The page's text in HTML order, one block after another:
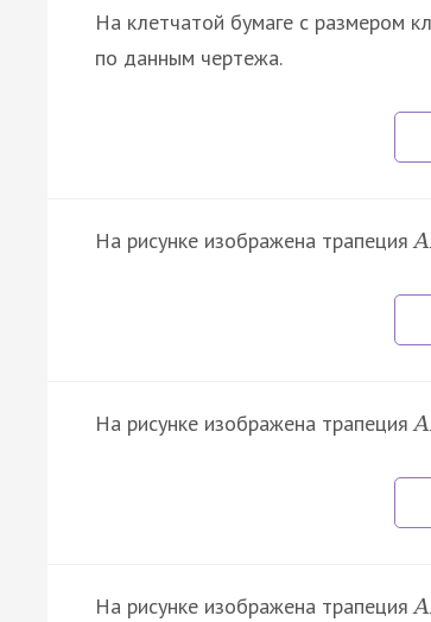
На клетчатой бумаге с размером
по данным чертежа.
На рисунке изображена трапецияA
На рисунке изображена трапецияA
На рисунке изображена трапецияA